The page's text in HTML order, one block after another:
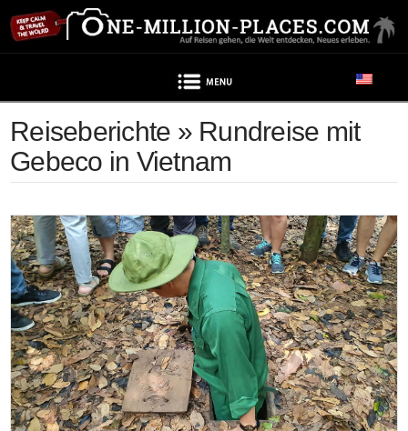
Reiseberichte » Rundreise mit
Gebeco in Vietnam